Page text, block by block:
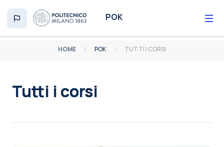
POK
HOME POK TUTTI I CORSI
Tutti i corsi